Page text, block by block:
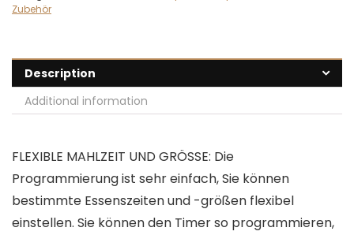
Zubehör
Description
Additional information
FLEXIBLE MAHLZEIT UND GRÖSSE: Die
Programmierung ist sehr einfach, Sie können
bestimmte Essenszeiten und -größen flexibel
einstellen. Sie können den Timer so programmieren,